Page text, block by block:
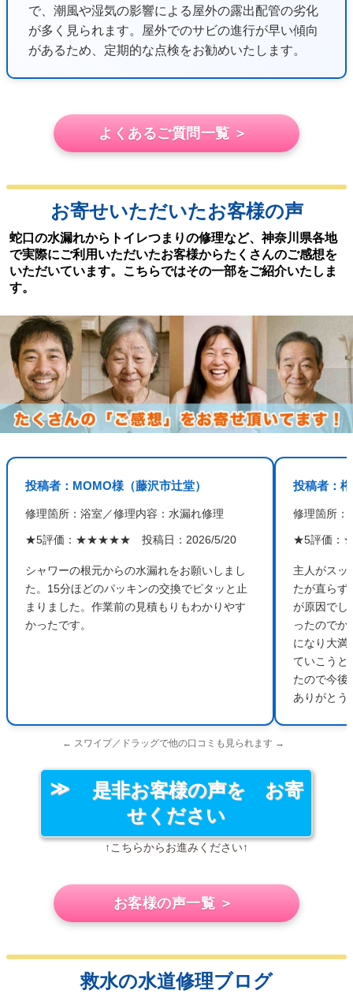
で、潮風や湿気の影響による屋外の露出配管の劣化
が多く見られます。屋外でのサビの進行が早い傾向
があるため、定期的な点検をお勧めいたします。
よくあるご質問一覧 ＞
お寄せいただいたお客様の声
蛇口の水漏れからトイレつまりの修理など、神奈川県各地
で実際にご利用いただいたお客様からたくさんのご感想を
いただいています。こちらではその一部をご紹介いたしま
す。
投稿者：MOMO様（藤沢市辻堂）
修理箇所：浴室／修理内容：水漏れ修理
★5評価：★★★★★ 投稿日：2026/5/20
シャワーの根元からの水漏れをお願いしまし
た。15分ほどのパッキンの交換でピタッと止
まりました。作業前の見積もりもわかりやす
かったです。
投稿者：
修理箇所：
★5評価：
主人がスッ
たが直らず
が原因でし
ったのでか
になり大満
ていこうと
たので今後
ありがとう
← スワイプ／ドラッグで他の口コミも見られます →
是非お客様の声を お寄
せください
↑こちらからお進みください↑
お客様の声一覧 ＞
救水の水道修理ブログ